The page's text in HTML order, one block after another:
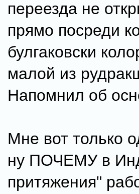
переезда не
прямо посреди
булгаковски
малой из
Напомнил об
Мне вот только
ну ПОЧЕМУ в
притяжения"